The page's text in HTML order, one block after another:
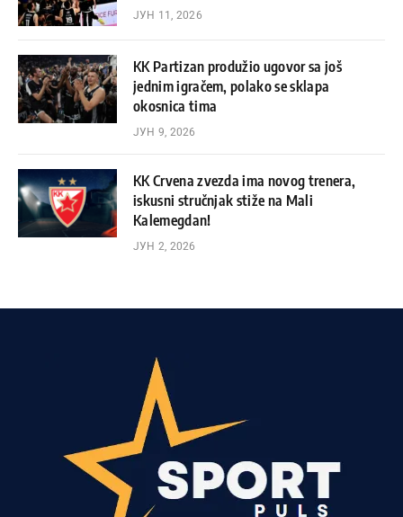
ЈУН 11, 2026
KK Partizan produžio ugovor sa još
jednim igračem, polako se sklapa
okosnica tima
ЈУН 9, 2026
KK Crvena zvezda ima novog trenera,
iskusni stručnjak stiže na Mali
Kalemegdan!
ЈУН 2, 2026